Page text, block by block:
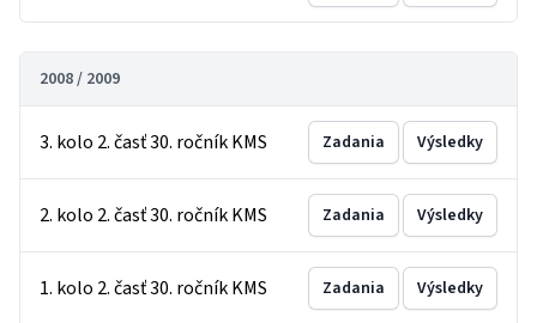
2008 / 2009
3. kolo 2. časť 30. ročník KMS Zadania Výsledky
2. kolo 2. časť 30. ročník KMS Zadania Výsledky
1. kolo 2. časť 30. ročník KMS Zadania Výsledky